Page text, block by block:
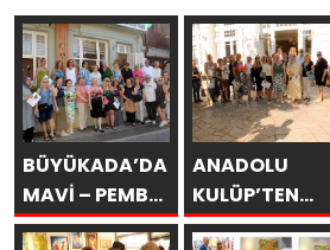
BÜYÜKADA’DA
MAVİ – PEMBE
DÜŞLER
ANADOLU
KULÜP’TEN
ESİNTİLER